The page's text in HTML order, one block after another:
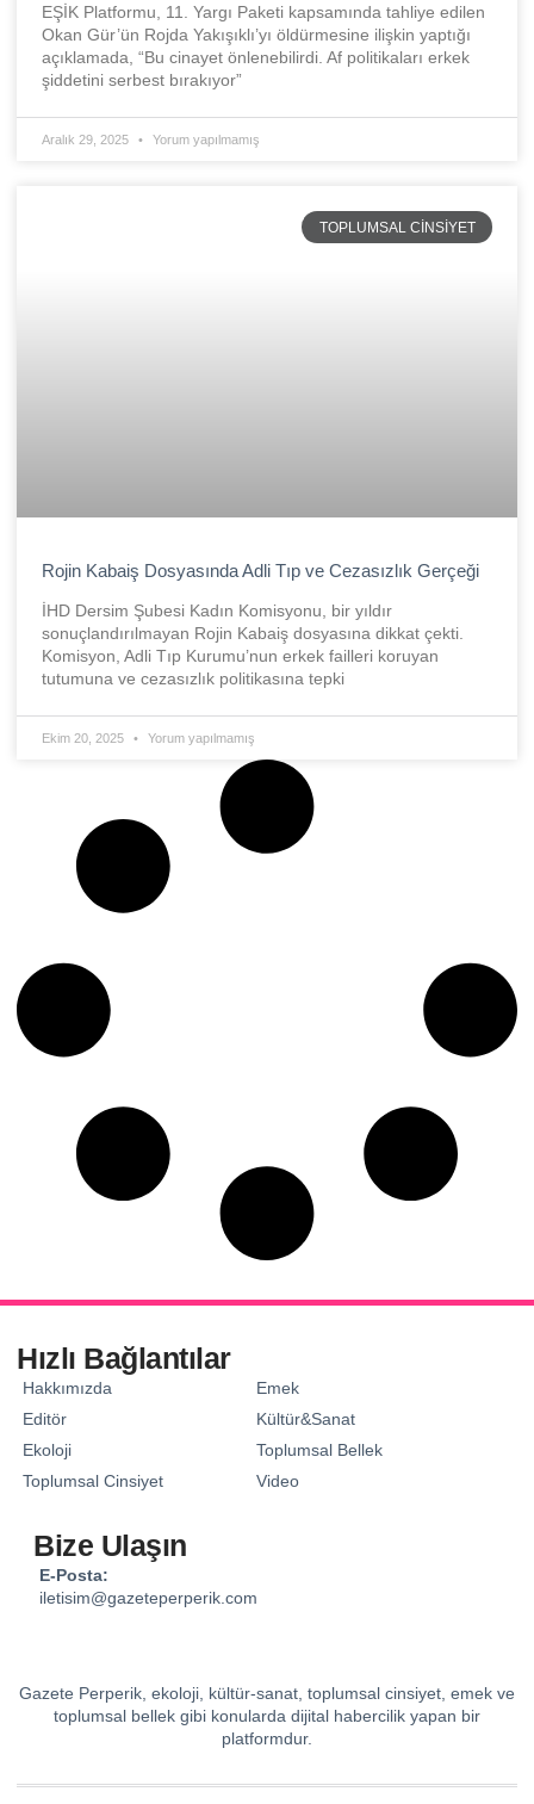
EŞİK Platformu, 11. Yargı Paketi kapsamında tahliye edilen
Okan Gür’ün Rojda Yakışıklı’yı öldürmesine ilişkin yaptığı
açıklamada, “Bu cinayet önlenebilirdi. Af politikaları erkek
şiddetini serbest bırakıyor”
Aralık 29, 2025 Yorum yapılmamış
TOPLUMSAL CINSIYET
Rojin Kabaiş Dosyasında Adli Tıp ve Cezasızlık Gerçeği
İHD Dersim Şubesi Kadın Komisyonu, bir yıldır
sonuçlandırılmayan Rojin Kabaiş dosyasına dikkat çekti.
Komisyon, Adli Tıp Kurumu’nun erkek failleri koruyan
tutumuna ve cezasızlık politikasına tepki
Ekim 20, 2025 Yorum yapılmamış
Hızlı Bağlantılar
Hakkımızda
Editör
Ekoloji
Toplumsal Cinsiyet
Emek
Kültür&Sanat
Toplumsal Bellek
Video
Bize Ulaşın
E-Posta:
iletisim@gazeteperperik.com
Gazete Perperik, ekoloji, kültür-sanat, toplumsal cinsiyet, emek ve
toplumsal bellek gibi konularda dijital habercilik yapan bir
platformdur.